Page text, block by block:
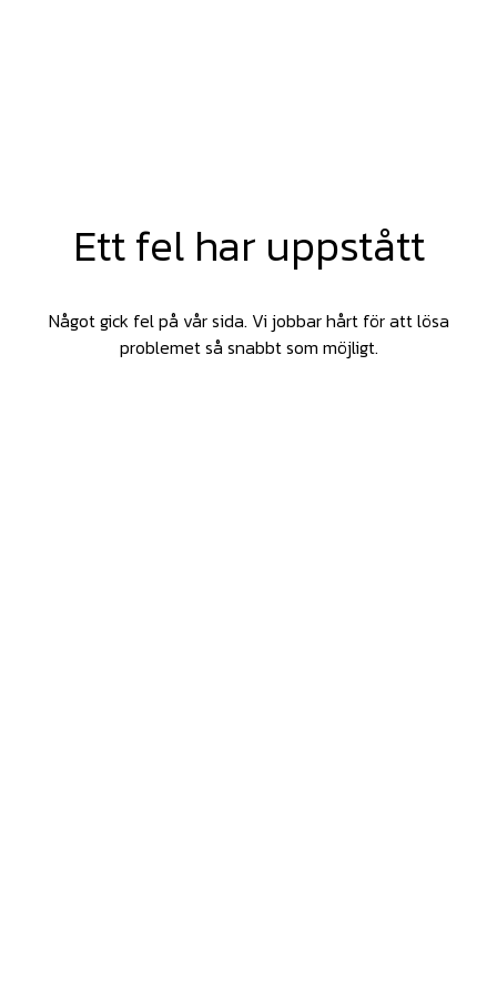
Ett fel har uppstått
Något gick fel på vår sida. Vi jobbar hårt för att lösa
problemet så snabbt som möjligt.